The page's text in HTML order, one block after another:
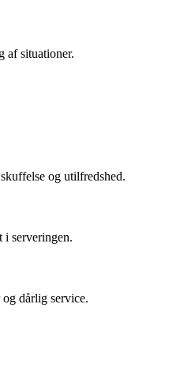
af situationer.
og utilfredshed.
i serveringen.
dårlig service.